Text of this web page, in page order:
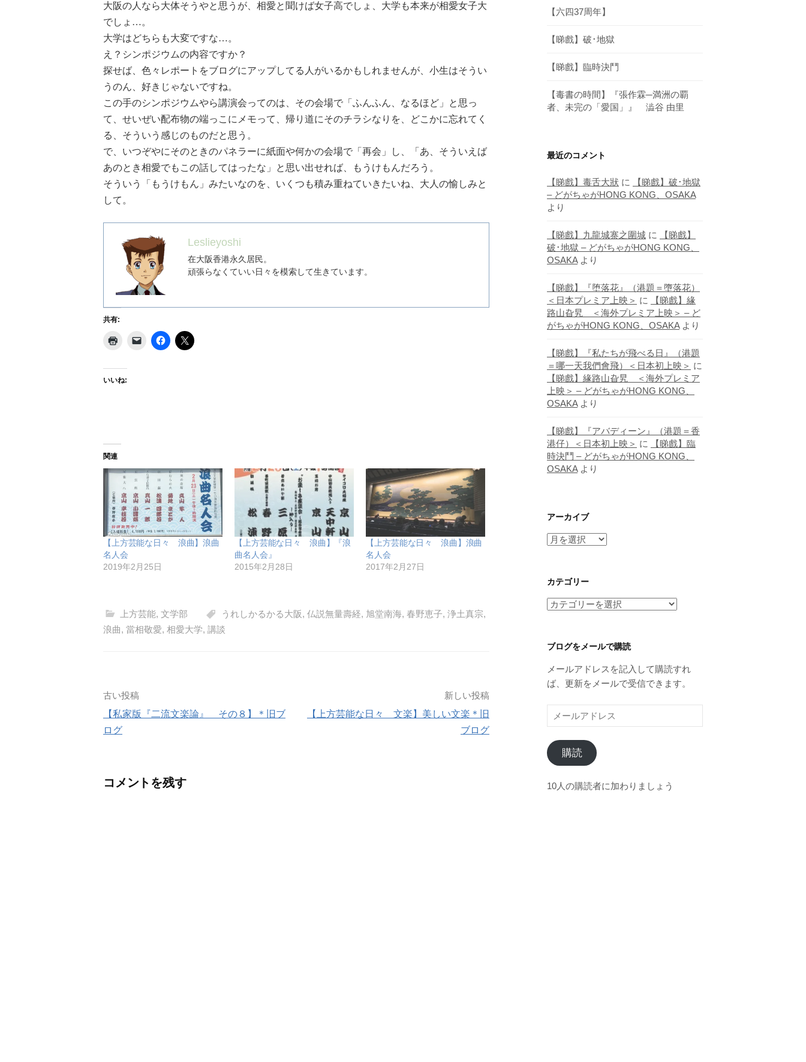
大阪の人なら大体そうやと思うが、相愛と聞けば女子高でしょ、大学も本来が相愛女子大
でしょ…。
大学はどちらも大変ですな…。
え？シンポジウムの内容ですか？
探せば、色々レポートをブログにアップしてる人がいるかもしれませんが、小生はそうい
うのん、好きじゃないですね。
この手のシンポジウムやら講演会ってのは、その会場で「ふんふん、なるほど」と思っ
て、せいぜい配布物の端っこにメモって、帰り道にそのチラシなりを、どこかに忘れてく
る、そういう感じのものだと思う。
で、いつぞやにそのときのパネラーに紙面や何かの会場で「再会」し、「あ、そういえば
あのとき相愛でもこの話してはったな」と思い出せれば、もうけもんだろう。
そういう「もうけもん」みたいなのを、いくつも積み重ねていきたいね、大人の愉しみと
して。
Leslieyoshi
在大阪香港永久居民。
頑張らなくていい日々を模索して生きています。
共有:
いいね:
関連
【上方芸能な日々 浪曲】浪曲
名人会
2019年2月25日
【上方芸能な日々 浪曲】『浪
曲名人会』
2015年2月28日
【上方芸能な日々 浪曲】浪曲
名人会
2017年2月27日
上方芸能, 文学部 うれしかるかる大阪, 仏説無量壽経, 旭堂南海, 春野恵子, 浄土真宗,
浪曲, 當相敬愛, 相愛大学, 講談
投
稿
ビ
古い投稿
【私家版『二流文楽論』 その８】＊旧ブ
ログ
新しい投稿
【上方芸能な日々 文楽】美しい文楽＊旧
ブログ
コメントを残す
【六四37周年】
【睇戲】破･地獄
【睇戲】臨時決鬥
【毒書の時間】『張作霖─満洲の覇
者、未完の「愛国」』 澁谷 由里
最近のコメント
【睇戲】毒舌大狀 に
【睇戲】破･地獄
– どがちゃがHONG KONG、OSAKA
より
【睇戲】九龍城寨之圍城 に
【睇戲】
破･地獄 – どがちゃがHONG KONG、
OSAKAより
【睇戲】『堕落花』（港題＝墮落花）
＜日本プレミア上映＞ に
【睇戲】緣
路山旮旯 ＜海外プレミア上映＞ – ど
がちゃがHONG KONG、OSAKAより
【睇戲】『私たちが飛べる日』（港題
＝哪一天我們會飛）＜日本初上映＞ に
【睇戲】緣路山旮旯 ＜海外プレミア
上映＞ – どがちゃがHONG KONG、
OSAKAより
【睇戲】『アバディーン』（港題＝香
港仔）＜日本初上映＞ に
【睇戲】臨
時決鬥 – どがちゃがHONG KONG、
OSAKAより
アーカイブ
ア
イ
ブ
カテゴリー
カ
リ
ブログをメールで購読
メールアドレスを記入して購読すれ
ば、更新をメールで受信できます。
ー
ル
ア
ド
レ
購読
10人の購読者に加わりましょう